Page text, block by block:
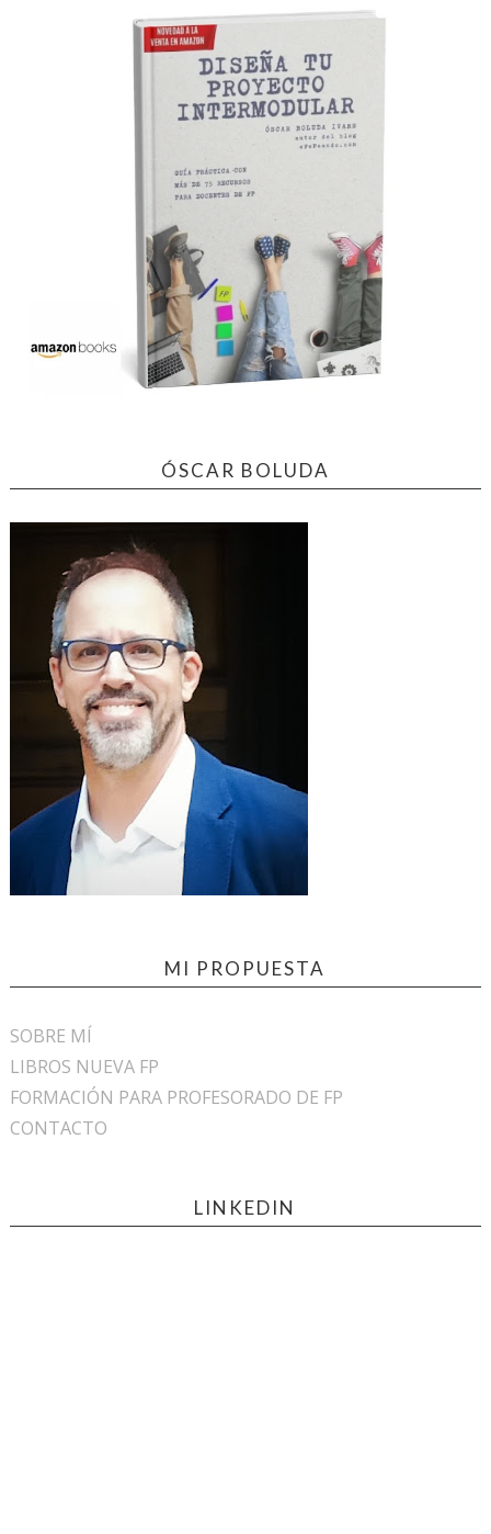
ÓSCAR BOLUDA
MI PROPUESTA
SOBRE MÍ
LIBROS NUEVA FP
FORMACIÓN PARA PROFESORADO DE FP
CONTACTO
LINKEDIN